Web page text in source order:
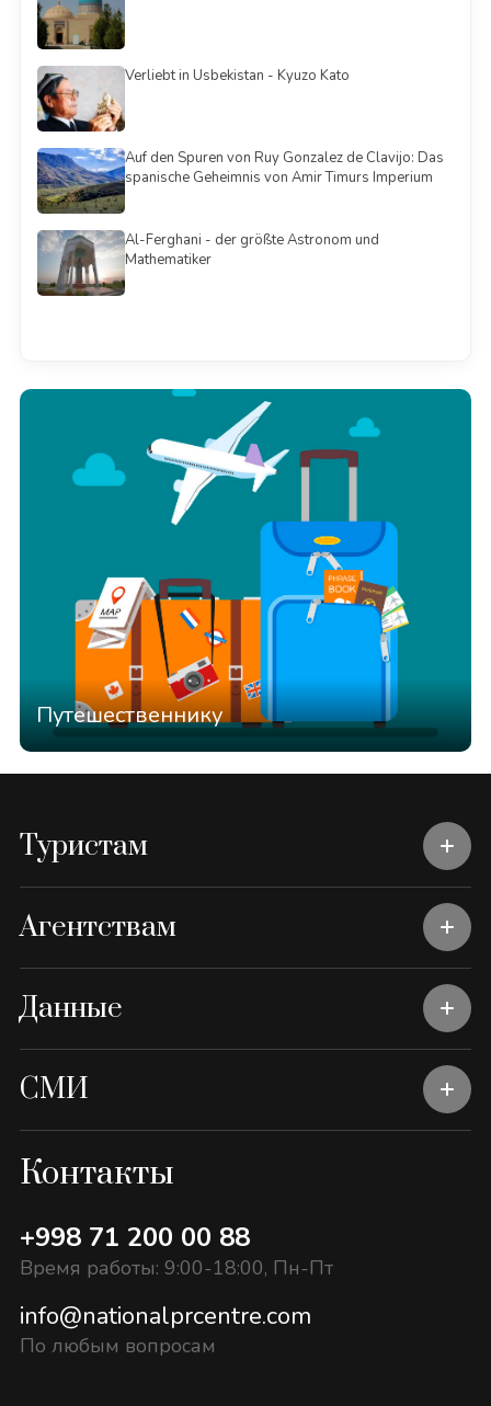
Verliebt in Usbekistan - Kyuzo Kato
Auf den Spuren von Ruy Gonzalez de Clavijo: Das
spanische Geheimnis von Amir Timurs Imperium
Al-Ferghani - der größte Astronom und
Mathematiker
Путешественнику
Туристам
Агентствам
Данные
СМИ
Контакты
+998 71 200 00 88
Время работы: 9:00-18:00, Пн-Пт
info@nationalprcentre.com
По любым вопросам